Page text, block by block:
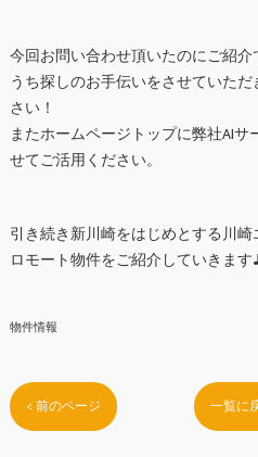
今回お問い合わせ頂いたのにご紹
うち探しのお手伝いをさせていた
さい！
またホームページトップに弊社AI
せてご活用ください。
引き続き新川崎をはじめとする川崎
ロモート物件をご紹介していきます
物件情報
< 前のページ 一覧に